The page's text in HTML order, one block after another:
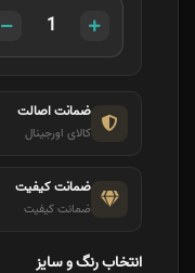
ضمانت اصالت
کالای اورجینال
ضمانت کیفیت
ضمانت کیفیت
انتخاب رنگ و سایز